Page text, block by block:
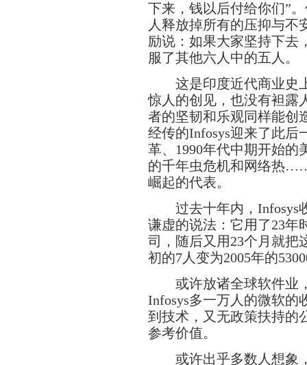
下来，钱以后付给你们”
人释放掉所有的压抑与不
励说：如果大家坚持下去
服了其他六人中的五人。
这是印度近代商业史上
惊人的创见，也没有袒露
者的坚韧和乐观同样能创
经传的Infosys迎来了此后
革、1990年代中期开始的
的千年虫危机和网络热
崛起的代表。
过去十年内，Infosys收
谦虚的说法：它用了23年
司，随后又用23个月就把
初的7人变为2005年的
或许放诸全球软件业，
Infosys多一万人的微软的
到技术，又无政策扶持的
参考价值。
或许出乎多数人想象，